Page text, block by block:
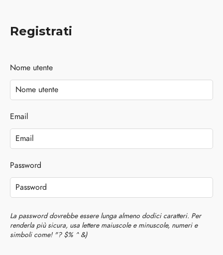
Registrati
Nome utente
Email
Password
La password dovrebbe essere lunga almeno dodici caratteri. Per
renderla più sicura, usa lettere maiuscole e minuscole, numeri e
simboli come! "? $% ^ &)